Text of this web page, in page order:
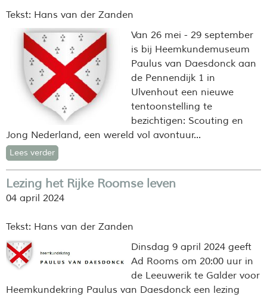
Tekst: Hans van der Zanden
Van 26 mei - 29 september
is bij Heemkundemuseum
Paulus van Daesdonck aan
de Pennendijk 1 in
Ulvenhout een nieuwe
tentoonstelling te
bezichtigen: Scouting en
Jong Nederland, een wereld vol avontuur...
Lees verder
Lezing het Rijke Roomse leven
04 april 2024
Tekst: Hans van der Zanden
Dinsdag 9 april 2024 geeft
Ad Rooms om 20:00 uur in
de Leeuwerik te Galder voor
Heemkundekring Paulus van Daesdonck een lezing